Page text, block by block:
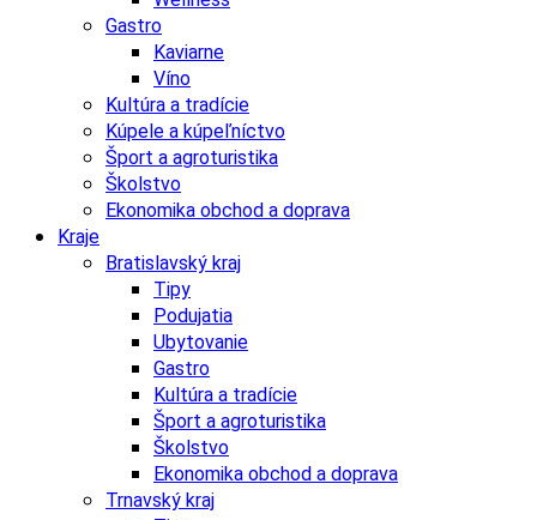
Gastro
Kaviarne
Víno
Kultúra a tradície
Kúpele a kúpeľníctvo
Šport a agroturistika
Školstvo
Ekonomika obchod a doprava
Kraje
Bratislavský kraj
Tipy
Podujatia
Ubytovanie
Gastro
Kultúra a tradície
Šport a agroturistika
Školstvo
Ekonomika obchod a doprava
Trnavský kraj